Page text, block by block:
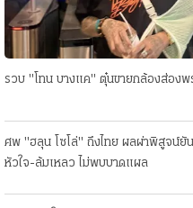
รวบ "โทน บางแค" ตุ๋นขายกล้องส่องพ
ศพ "ฮลุน โซโล่" ถึงไทย ผลผ่าพิสูจน์ยัน
หัวใจ-ล้มเหลว ไม่พบบาดแผล